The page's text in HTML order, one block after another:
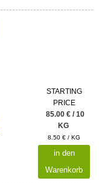
STARTING
PRICE
85.00 € / 10
KG
8.50 € / KG
in den
Warenkorb